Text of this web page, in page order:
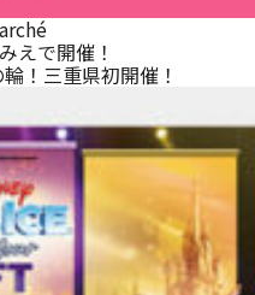
えで開催！
！三重県初開催！